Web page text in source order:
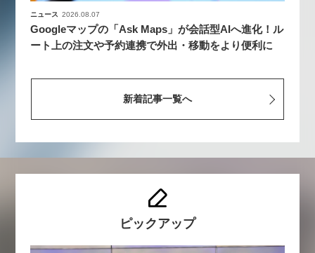
ニュース 2026.08.07
Googleマップの「Ask Maps」が会話型AIへ進化！ル
ート上の注文や予約連携で外出・移動をより便利に
新着記事一覧へ
ピックアップ